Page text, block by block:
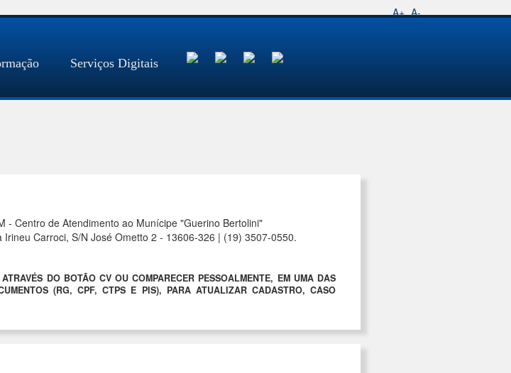
A+ A-
Serviços Digitais
- Centro de Atendimento ao Munícipe "Guerino Bertolini"
Irineu Carroci, S/N José Ometto 2 - 13606-326 | (19) 3507-0550.
DO BOTÃO CV OU COMPARECER PESSOALMENTE, EM UMA DAS
(RG, CPF, CTPS E PIS), PARA ATUALIZAR CADASTRO, CASO